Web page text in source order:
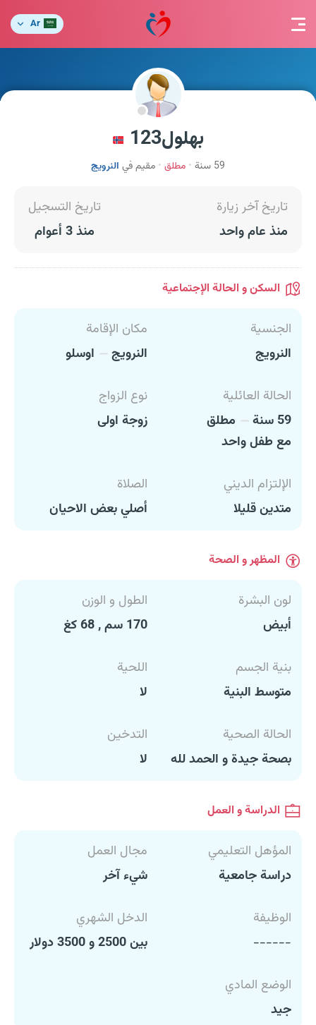
Ar
بهلول123
59 سنة مطلق مقيم في النرويج
تاريخ آخر زيارة
منذ عام واحد
تاريخ التسجيل
منذ 3 أعوام
السكن و الحالة الإجتماعية
الجنسية
النرويج
مكان الإقامة
النرويج
اوسلو
الحالة العائلية
59 سنة
مطلق
مع طفل واحد
نوع الزواج
زوجة اولى
الإلتزام الديني
متدين قليلا
الصلاة
أصلي بعض الاحيان
المظهر و الصحة
لون البشرة
أبيض
الطول و الوزن
170 سم , 68 كغ
بنية الجسم
متوسط البنية
اللحية
لا
الحالة الصحية
بصحة جيدة و الحمد لله
التدخين
لا
الدراسة و العمل
المؤهل التعليمي
دراسة جامعية
مجال العمل
شيء آخر
الوظيفة
------
الدخل الشهري
بين 2500 و 3500 دولار
الوضع المادي
جيد